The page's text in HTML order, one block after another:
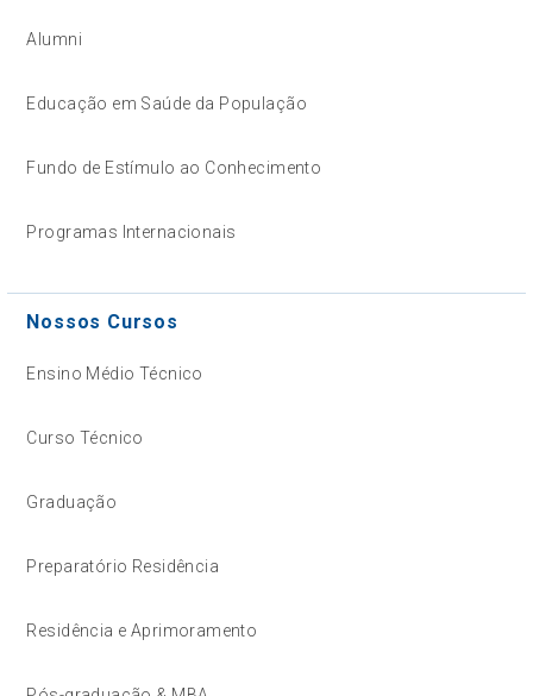
Alumni
Educação em Saúde da População
Fundo de Estímulo ao Conhecimento
Programas Internacionais
Nossos Cursos
Ensino Médio Técnico
Curso Técnico
Graduação
Preparatório Residência
Residência e Aprimoramento